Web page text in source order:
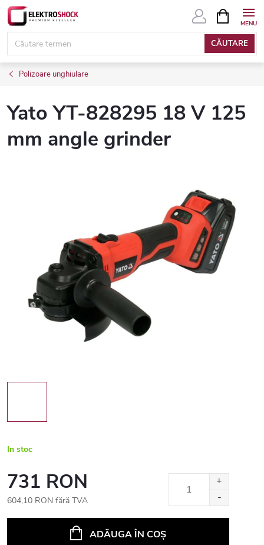
Treci
conținut
CĂUTARE
COŞ
DE
Polizoare unghiulare
Yato YT-828295 18 V 125
mm angle grinder
In stoc
731 RON
604,10 RON fără TVA
ADĂUGA ÎN COŞ